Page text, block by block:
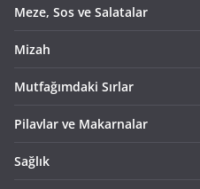
Meze, Sos ve Salatalar
Mizah
Mutfağımdaki Sırlar
Pilavlar ve Makarnalar
Sağlık